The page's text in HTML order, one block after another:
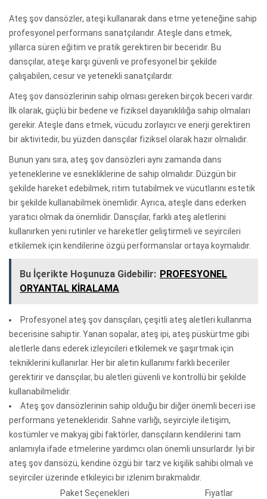
Ateş şov dansözler, ateşi kullanarak dans etme yeteneğine sahip
profesyonel performans sanatçılarıdır. Ateşle dans etmek,
yıllarca süren eğitim ve pratik gerektiren bir beceridir. Bu
dansçılar, ateşe karşı güvenli ve profesyonel bir şekilde
çalışabilen, cesur ve yetenekli sanatçılardır.
Ateş şov dansözlerinin sahip olması gereken birçok beceri vardır.
İlk olarak, güçlü bir bedene ve fiziksel dayanıklılığa sahip olmaları
gerekir. Ateşle dans etmek, vücudu zorlayıcı ve enerji gerektiren
bir aktivitedir, bu yüzden dansçılar fiziksel olarak hazır olmalıdır.
Bunun yanı sıra, ateş şov dansözleri aynı zamanda dans
yeteneklerine ve esnekliklerine de sahip olmalıdır. Düzgün bir
şekilde hareket edebilmek, ritim tutabilmek ve vücutlarını estetik
bir şekilde kullanabilmek önemlidir. Ayrıca, ateşle dans ederken
yaratıcı olmak da önemlidir. Dansçılar, farklı ateş aletlerini
kullanırken yeni rutinler ve hareketler geliştirmeli ve seyircileri
etkilemek için kendilerine özgü performanslar ortaya koymalıdır.
Bu İçerikte Hoşunuza Gidebilir: PROFESYONEL
ORYANTAL KİRALAMA
Profesyonel ateş şov dansçıları, çeşitli ateş aletleri kullanma
becerisine sahiptir. Yanan sopalar, ateş ipi, ateş püskürtme gibi
aletlerle dans ederek izleyicileri etkilemek ve şaşırtmak için
tekniklerini kullanırlar. Her bir aletin kullanımı farklı beceriler
gerektirir ve dansçılar, bu aletleri güvenli ve kontrollü bir şekilde
kullanabilmelidir.
Ateş şov dansözlerinin sahip olduğu bir diğer önemli beceri ise
performans yetenekleridir. Sahne varlığı, seyirciyle iletişim,
kostümler ve makyaj gibi faktörler, dansçıların kendilerini tam
anlamıyla ifade etmelerine yardımcı olan önemli unsurlardır. İyi bir
ateş şov dansözü, kendine özgü bir tarz ve kişilik sahibi olmalı ve
seyirciler üzerinde etkileyici bir izlenim bırakmalıdır.
Paket Seçenekleri
Fiyatlar